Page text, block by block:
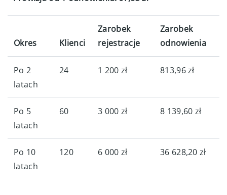
Okres Klienci
Zarobek
rejestracje
Zarobek
odnowienia
Po 2
latach
24 1 200 zł 813,96 zł
Po 5
latach
60 3 000 zł 8 139,60 zł
Po 10
latach
120 6 000 zł 36 628,20 zł